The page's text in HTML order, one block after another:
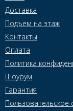
Доставка
Подъем на этаж
Контакты
Оплата
Политика
Шоурум
Гарантия
Пользовательское